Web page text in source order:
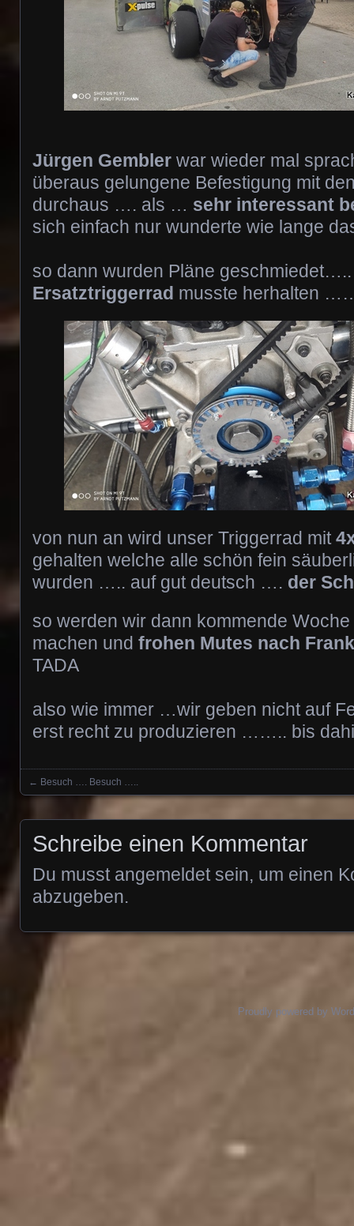
Jürgen Gembler war wieder mal
überaus gelungene Befestigung mit
durchaus …. als … sehr interessant
sich einfach nur wunderte wie lange
so dann wurden Pläne
Ersatztriggerrad musste herhalten
von nun an wird unser Triggerrad mit
gehalten welche alle schön fein
wurden ….. auf gut deutsch …. der
so werden wir dann kommende
machen und frohen Mutes nach
TADA
also wie immer …wir geben nicht auf
erst recht zu produzieren …….. bis
Posts navigation
← Besuch …. Besuch …..
Schreibe einen Kommentar
Du musst angemeldetsein, um einen
abzugeben.
Proudly powered by